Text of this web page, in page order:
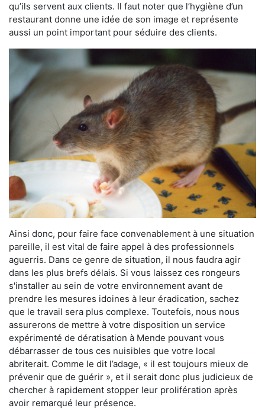
qu’ils servent aux clients. Il faut noter que l’hygiène d’un
restaurant donne une idée de son image et représente
aussi un point important pour séduire des clients.
Ainsi donc, pour faire face convenablement à une situation
pareille, il est vital de faire appel à des professionnels
aguerris. Dans ce genre de situation, il nous faudra agir
dans les plus brefs délais. Si vous laissez ces rongeurs
s'installer au sein de votre environnement avant de
prendre les mesures idoines à leur éradication, sachez
que le travail sera plus complexe. Toutefois, nous nous
assurerons de mettre à votre disposition un service
expérimenté de dératisation à Mende pouvant vous
débarrasser de tous ces nuisibles que votre local
abriterait. Comme le dit l’adage, « il est toujours mieux de
prévenir que de guérir », et il serait donc plus judicieux de
chercher à rapidement stopper leur prolifération après
avoir remarqué leur présence.